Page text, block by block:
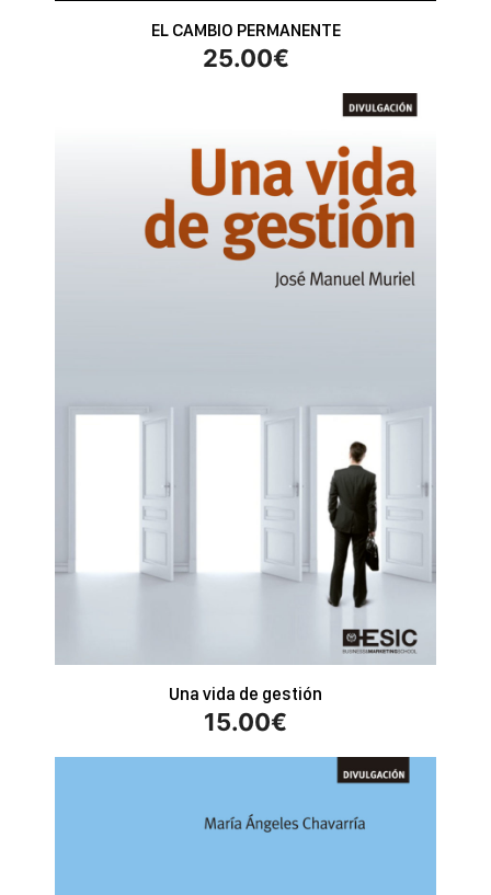
EL CAMBIO PERMANENTE
25.00€
Una vida de gestión
15.00€